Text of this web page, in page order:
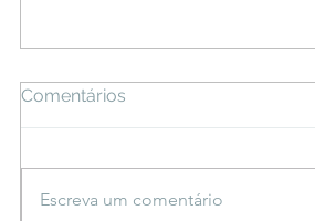
Comentários
Escreva um comentário